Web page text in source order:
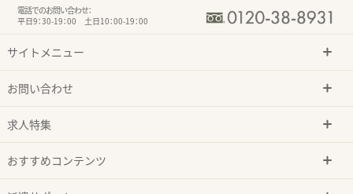
電話でのお問い合わせ：
平日9：30-19：00 土日10：00-19：00
サイトメニュー
お問い合わせ
求人特集
おすすめコンテンツ